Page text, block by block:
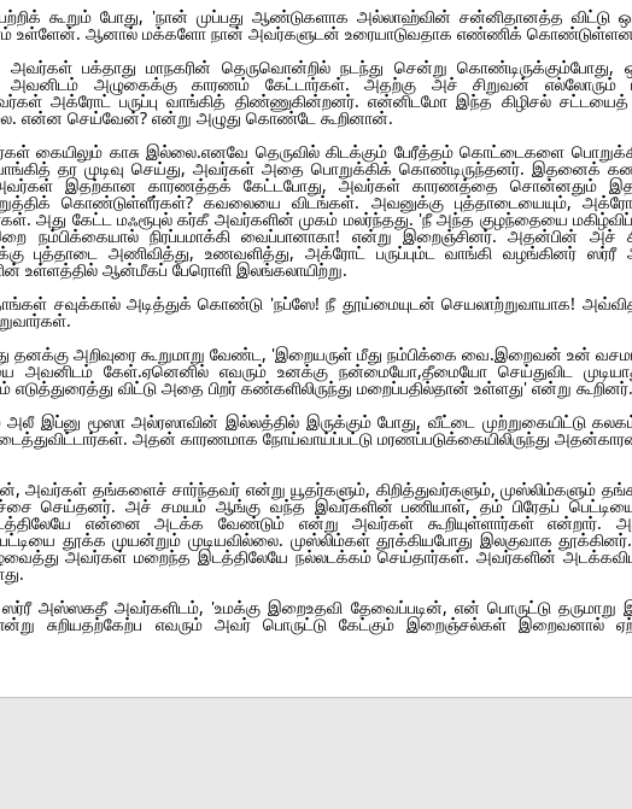
கூறும் போது, 'நான் முப்பது ஆண்டுகளாக அல்லாஹ்வின் சன்னிதானத்த விட்டு
உள்ளேன். ஆனால் மக்களோ நான் அவர்களுடன் உரையாடுவதாக எண்ணிக்
பக்தாது மாநகரின் தெருவொன்றில் நடந்து சென்று கொண்டிருக்கும்போது,
அழுகைக்கு காரணம் கேட்டார்கள். அதற்கு அச் சிறுவன் எல்லோரும்
அக்ரோட் பருப்பு வாங்கித் திண்ணுகின்றனர். என்னிடமோ இந்த கிழிசல்
என்ன செய்வேன்? என்று அழுது கொண்டே கூறினான்.
கையிலும் காசு இல்லை.எனவே தெருவில் கிடக்கும் பேரீத்தம் கொட்டைகளை பொறுக்கி
வாங்கித் தர முடிவு செய்து, அவர்கள் அதை பொறுக்கிக் கொண்டிருந்தனர். இதனைக்
இதற்கான காரணத்தக் கேட்டபோது, அவர்கள் காரணத்தை சொன்னதும்
கொண்டுள்ளீர்கள்? கவலையை விடங்கள். அவனுக்கு புத்தாடையையும்,
அது கேட்ட மஃரூபுல் கர்கீ அவர்களின் முகம் மலர்ந்தது. 'நீ அந்த குழந்தையை
நிரப்பமாக்கி வைப்பானாகா! என்று இறைஞ்சினர். அதன்பின் அச்
புத்தாடை அணிவித்து, உணவளித்து, அக்ரோட் பருப்பும்ட வாங்கி வழங்கினர்
உள்ளத்தில் ஆன்மீகப் பேரொளி இலங்கலாயிற்று.
சவுக்கால் அடித்துக் கொண்டு 'நப்ஸே! நீ தூய்மையுடன் செயலாற்றுவாயாக!
தனக்கு அறிவுரை கூறுமாறு வேண்ட, 'இறையருள் மீது நம்பிக்கை வை.இறைவன் உன்
அவனிடம் கேள்.ஏனெனில் எவரும் உனக்கு நன்மையோ,தீமையோ செய்துவிட
விட்டு அதை பிறர் கண்களிலிருந்து மறைப்பதில்தான் உள்ளது' என்று கூறினர்.
இப்னு மூஸா அல்ரஸாவின் இல்லத்தில் இருக்கும் போது, வீட்டை முற்றுகையிட்டு
அதன் காரணமாக நோய்வாய்ப்பட்டு மரணப்படுக்கையிலிருந்து
அவர்கள் தங்களைச் சார்ந்தவர் என்று யூதர்களும், கிறித்துவர்களும், முஸ்லிம்களும்
செய்தனர். அச் சமயம் ஆங்கு வந்த இவர்களின் பணியாள், தம் பிரேதப்
என்னை அடக்க வேண்டும் என்று அவர்கள் கூறியுள்ளார்கள் என்றார்.
தூக்க முயன்றும் முடியவில்லை. முஸ்லிம்கள் தூக்கியபோது இலகுவாக
அவர்கள் மறைந்த இடத்திலேயே நல்லடக்கம் செய்தார்கள். அவர்களின்
அவர்களிடம், 'உமக்கு இறைஉதவி தேவைப்படின், என் பொருட்டு தருமாறு
சுறியதற்கேற்ப எவரும் அவர் பொருட்டு கேட்கும் இறைஞ்சல்கள் இறைவனால்